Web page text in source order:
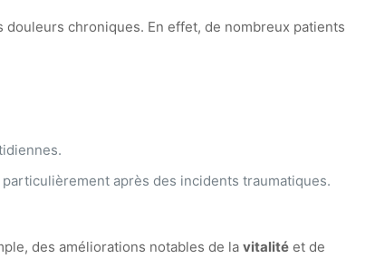
chroniques. En effet, de nombreux patients
après des incidents traumatiques.
des améliorations notables de lavitalité et de